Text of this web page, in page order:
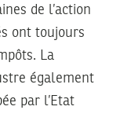
de l’action
ont toujours
La
également
par l’Etat